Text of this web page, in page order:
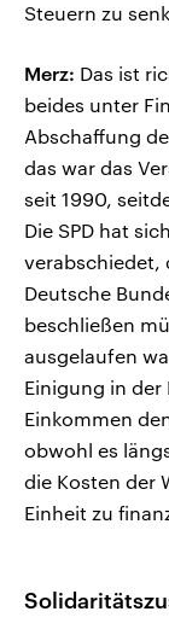
Steuern zu
Merz: Das ist
beides unter
Abschaffung
das war das
seit 1990,
Die SPD hat
verabschiedet,
Deutsche
beschließen
ausgelaufen
Einigung in der
Einkommen
obwohl es
die Kosten der
Einheit zu